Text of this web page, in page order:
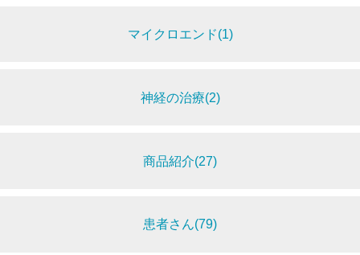
マイクロエンド(1)
神経の治療(2)
商品紹介(27)
患者さん(79)